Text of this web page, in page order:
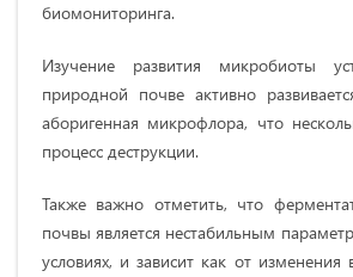
биомониторинга.
Изучение развития микробиоты
природной почве активно
аборигенная микрофлора, что
процесс деструкции.
Также важно отметить, что
почвы является нестабильным
условиях, и зависит как от